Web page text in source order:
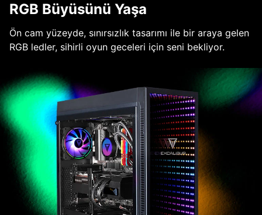
RGB Büyüsünü Yaşa
Ön cam yüzeyde, sınırsızlık tasarımı ile bir araya gelen
RGB ledler, sihirli oyun geceleri için seni bekliyor.